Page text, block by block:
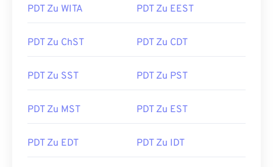
PDT Zu WITA PDT Zu EEST
PDT Zu ChST PDT Zu CDT
PDT Zu SST PDT Zu PST
PDT Zu MST PDT Zu EST
PDT Zu EDT PDT Zu IDT